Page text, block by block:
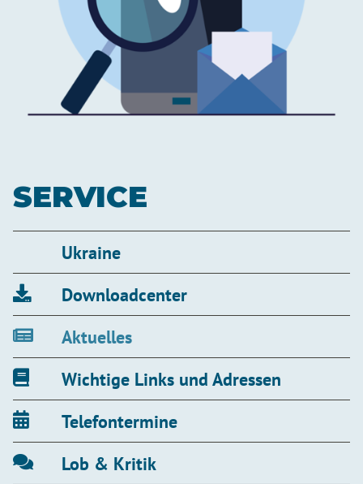
SERVICE
Ukraine
Downloadcenter
Aktuelles
Wichtige Links und Adressen
Telefontermine
Lob & Kritik